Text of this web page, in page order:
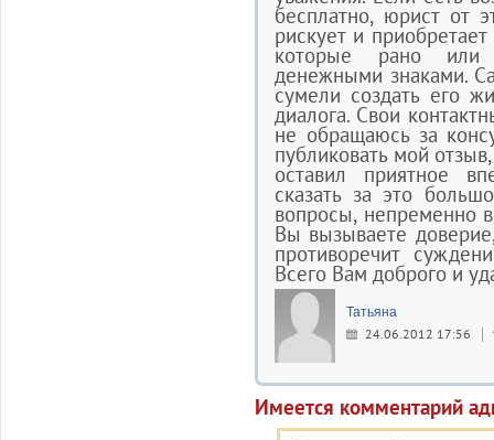
бесплатно, юрист от
рискует и
которые рано или
денежными знаками.
сумели создать его
диалога. Свои
не обращаюсь за
публиковать мой
оставил приятное
сказать за это
вопросы, непременно
Вы вызываете
противоречит
Всего Вам доброго и
Татьяна
24.06.2012 17:56
Имеется комментарий